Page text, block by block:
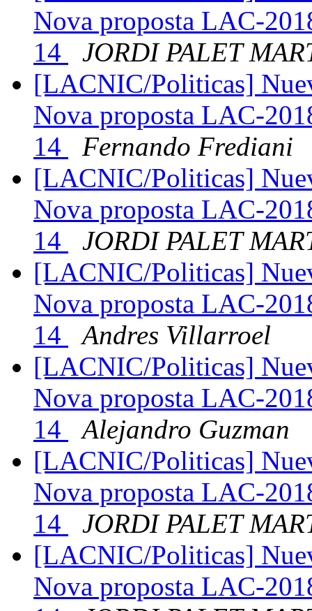
Nova proposta LAC-
14
JORDI PALET
[LACNIC/Politicas]
Nova proposta LAC-
14
Fernando Frediani
[LACNIC/Politicas]
Nova proposta LAC-
14
JORDI PALET
[LACNIC/Politicas]
Nova proposta LAC-
14
Andres Villarroel
[LACNIC/Politicas]
Nova proposta LAC-
14
Alejandro Guzman
[LACNIC/Politicas]
Nova proposta LAC-
14
JORDI PALET
[LACNIC/Politicas]
Nova proposta LAC-